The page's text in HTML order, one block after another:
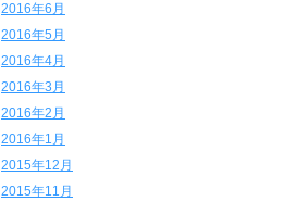
2016年6月
2016年5月
2016年4月
2016年3月
2016年2月
2016年1月
2015年12月
2015年11月